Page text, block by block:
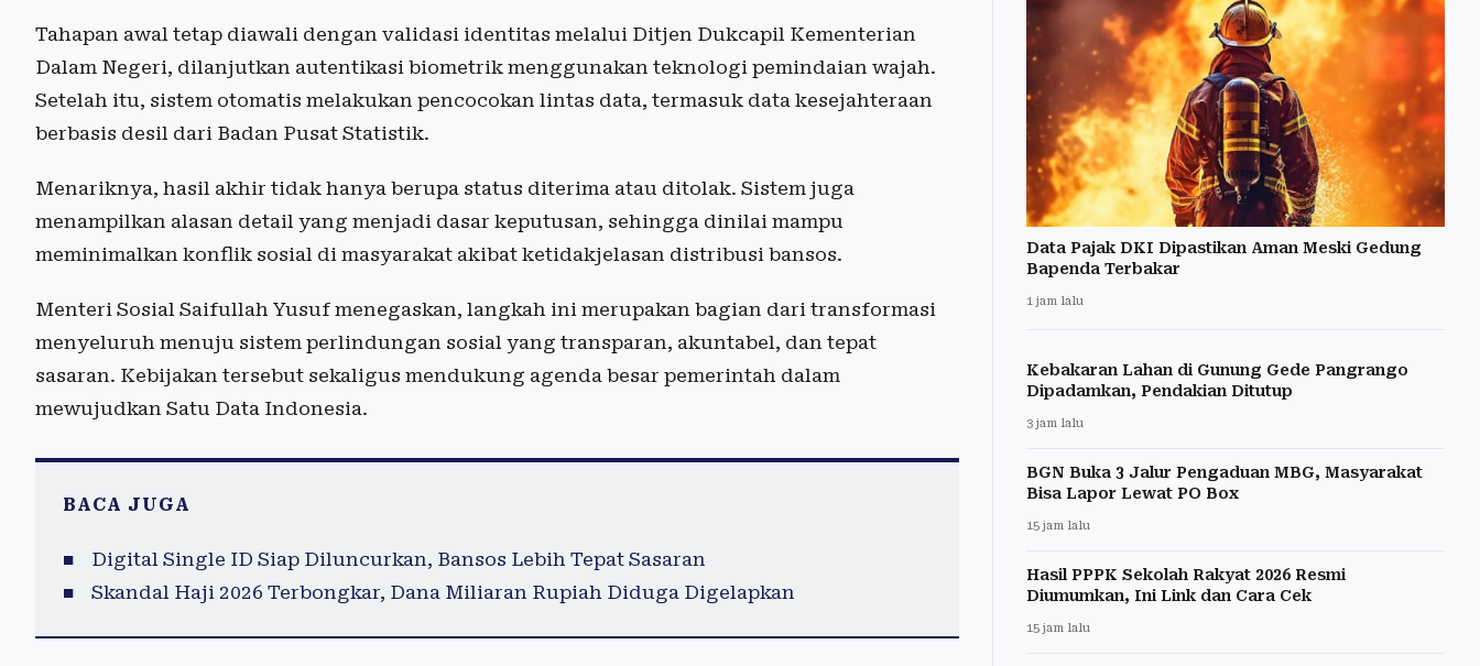
Tahapan awal tetap diawali dengan validasi identitas melalui Ditjen Dukcapil Kementerian
Dalam Negeri, dilanjutkan autentikasi biometrik menggunakan teknologi pemindaian wajah.
Setelah itu, sistem otomatis melakukan pencocokan lintas data, termasuk data kesejahteraan
berbasis desil dari Badan Pusat Statistik.
Menariknya, hasil akhir tidak hanya berupa status diterima atau ditolak. Sistem juga
menampilkan alasan detail yang menjadi dasar keputusan, sehingga dinilai mampu
meminimalkan konflik sosial di masyarakat akibat ketidakjelasan distribusi bansos.
Menteri Sosial Saifullah Yusuf menegaskan, langkah ini merupakan bagian dari transformasi
menyeluruh menuju sistem perlindungan sosial yang transparan, akuntabel, dan tepat
sasaran. Kebijakan tersebut sekaligus mendukung agenda besar pemerintah dalam
mewujudkan Satu Data Indonesia.
BACA JUGA
Digital Single ID Siap Diluncurkan, Bansos Lebih Tepat Sasaran
Skandal Haji 2026 Terbongkar, Dana Miliaran Rupiah Diduga Digelapkan
Data Pajak DKI Dipastikan Aman Meski Gedung
Bapenda Terbakar
1 jam lalu
Kebakaran Lahan di Gunung Gede Pangrango
Dipadamkan, Pendakian Ditutup
3 jam lalu
BGN Buka 3 Jalur Pengaduan MBG, Masyarakat
Bisa Lapor Lewat PO Box
15 jam lalu
Hasil PPPK Sekolah Rakyat 2026 Resmi
Diumumkan, Ini Link dan Cara Cek
15 jam lalu